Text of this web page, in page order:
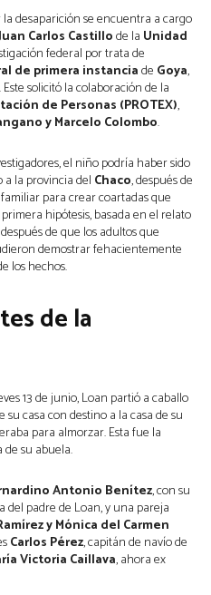
desaparición se encuentra a cargo
Carlos Castillo de la Unidad
federal por trata de
de primera instancia de Goya,
de Personas (PROTEX),
y Marcelo Colombo.
el niño podría haber sido
la provincia del Chaco, después de
para crear coartadas que
hipótesis, basada en el relato
de que los adultos que
demostrar fehacientemente
los hechos.
de la
13 de junio, Loan partió a caballo
su casa con destino a la casa de su
para almorzar. Esta fue la
su abuela.
Antonio Benítez, con su
del padre de Loan, y una pareja
y Mónica del Carmen
Carlos Pérez, capitán de navío de
Victoria Caillava, ahora ex